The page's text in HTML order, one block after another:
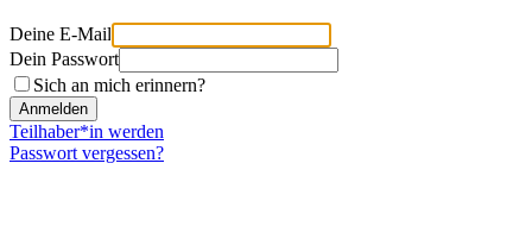
Deine E-Mail
Dein Passwort
Sich an mich erinnern?
Teilhaber*in werden
Passwort vergessen?